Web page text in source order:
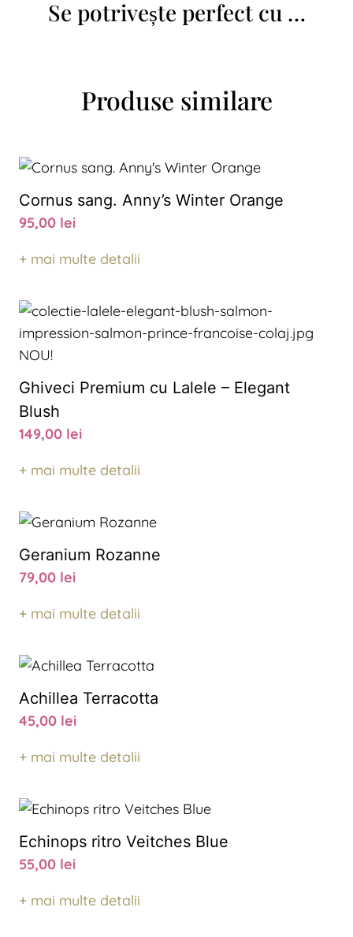
Se potrivește perfect cu …
Produse similare
Cornus sang. Anny’s Winter Orange
95,00 lei
+ mai multe detalii
NOU!
Ghiveci Premium cu Lalele – Elegant
Blush
149,00 lei
+ mai multe detalii
Geranium Rozanne
79,00 lei
+ mai multe detalii
Achillea Terracotta
45,00 lei
+ mai multe detalii
Echinops ritro Veitches Blue
55,00 lei
+ mai multe detalii